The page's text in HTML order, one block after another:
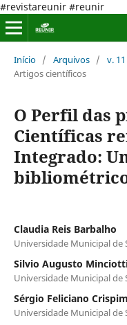
#revistareunir #reunir
Início / Arquivos / v.
Artigos científicos
O Perfil das
Científicas
Integrado:
Claudia Reis Barbalho
Universidade Municipal de
Silvio Augusto
Universidade Municipal de
Sérgio Feliciano Crispim
Universidade Municipal de